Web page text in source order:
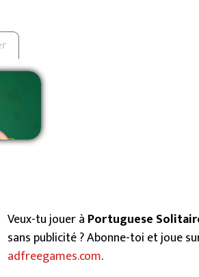
Veux-tu jouer à Portuguese
sans publicité ? Abonne-toi et joue
adfreegames.com.